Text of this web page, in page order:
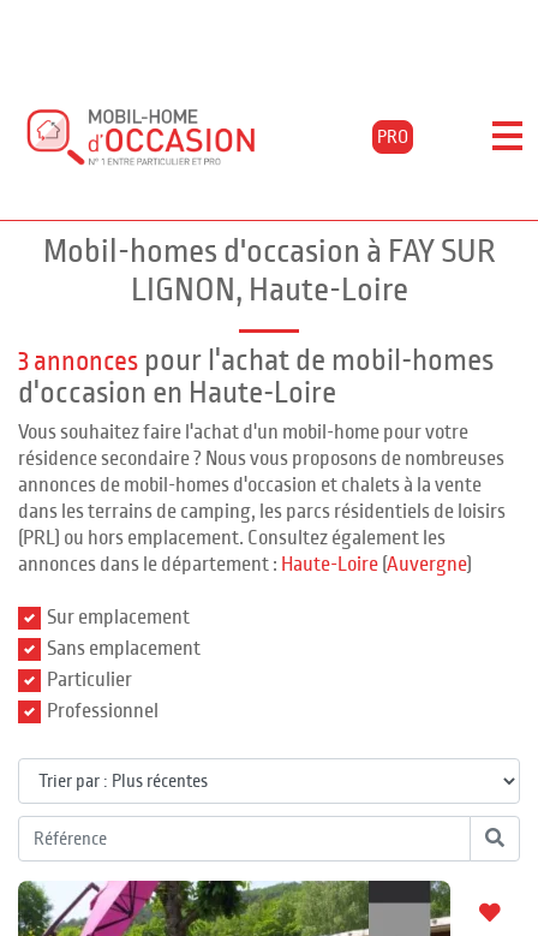
PRO
Accueil Acheter Auvergne Haute-loire Fay-sur-lignon
Mobil-homes d'occasion à FAY SUR
LIGNON, Haute-Loire
3 annonces pour l'achat de mobil-homes
d'occasion en Haute-Loire
Vous souhaitez faire l'achat d'un mobil-home pour votre
résidence secondaire ? Nous vous proposons de nombreuses
annonces de mobil-homes d'occasion et chalets à la vente
dans les terrains de camping, les parcs résidentiels de loisirs
(PRL) ou hors emplacement. Consultez également les
annonces dans le département : Haute-Loire (Auvergne)
Sur emplacement
Sans emplacement
Particulier
Professionnel